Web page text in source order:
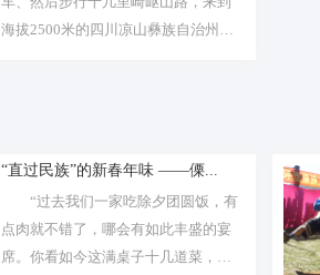
海拔2500米的四川凉山彝族自治州德
“直过民族”的新春年味 ——傈...
“过去我们一家吃除夕团圆饭，有
点肉就不错了，哪会有如此丰盛的宴
席。你看如今这满桌子十几道菜，吃